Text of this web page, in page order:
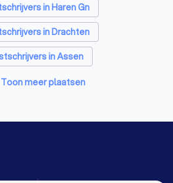
in Haren Gn
in Drachten
in Assen
in Zuidlaren
in Beilen
Toon meer plaatsen